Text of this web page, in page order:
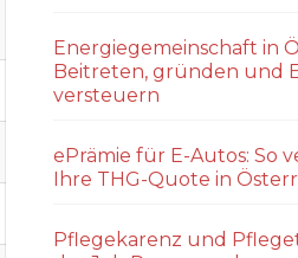
Energiegemeinschaft in
Beitreten, gründen und
versteuern
ePrämie für E-Autos: So
Ihre THG-Quote in
Pflegekarenz und